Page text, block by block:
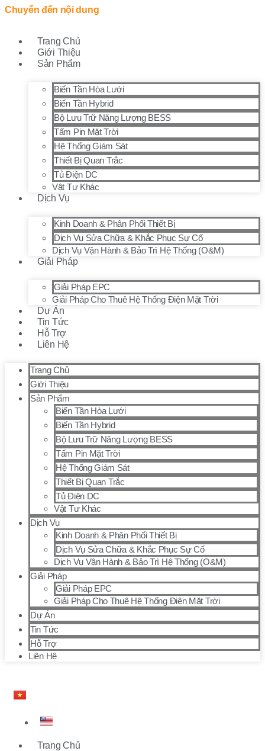
Chuyển đến nội dung
Trang Chủ
Giới Thiệu
Sản Phẩm
Biến Tần Hòa Lưới
Biến Tần Hybrid
Bộ Lưu Trữ Năng Lượng BESS
Tấm Pin Mặt Trời
Hệ Thống Giám Sát
Thiết Bị Quan Trắc
Tủ Điện DC
Vật Tư Khác
Dịch Vụ
Kinh Doanh & Phân Phối Thiết Bị
Dịch Vụ Sửa Chữa & Khắc Phục Sự Cố
Dịch Vụ Vận Hành & Bảo Trì Hệ Thống (O&M)
Giải Pháp
Giải Pháp EPC
Giải Pháp Cho Thuê Hệ Thống Điện Mặt Trời
Dự Án
Tin Tức
Hỗ Trợ
Liên Hệ
Trang Chủ
Giới Thiệu
Sản Phẩm
Biến Tần Hòa Lưới
Biến Tần Hybrid
Bộ Lưu Trữ Năng Lượng BESS
Tấm Pin Mặt Trời
Hệ Thống Giám Sát
Thiết Bị Quan Trắc
Tủ Điện DC
Vật Tư Khác
Dịch Vụ
Kinh Doanh & Phân Phối Thiết Bị
Dịch Vụ Sửa Chữa & Khắc Phục Sự Cố
Dịch Vụ Vận Hành & Bảo Trì Hệ Thống (O&M)
Giải Pháp
Giải Pháp EPC
Giải Pháp Cho Thuê Hệ Thống Điện Mặt Trời
Dự Án
Tin Tức
Hỗ Trợ
Liên Hệ
Trang Chủ